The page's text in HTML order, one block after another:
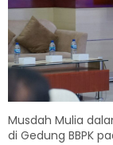
Musdah Mulia
di Gedung BBPK